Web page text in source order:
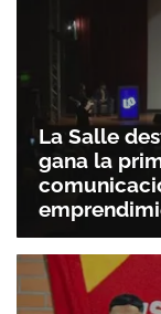
La Salle
gana la